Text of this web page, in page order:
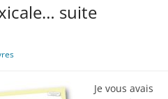
suite
Je vous avais